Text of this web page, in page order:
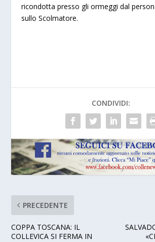
ricondotta presso gli ormeggi dal
sullo Scolmatore.
CONDIVIDI:
PRECEDENTE
COPPA TOSCANA: IL
COLLEVICA SI FERMA IN